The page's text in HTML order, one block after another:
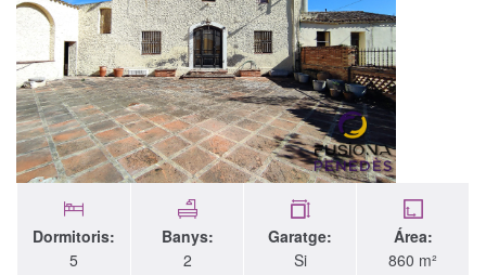
Dormitoris:
5
Banys:
2
Garatge:
Si
Área:
860 m²